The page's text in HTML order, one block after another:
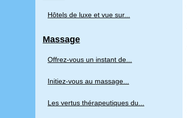
Hôtels de luxe et vue sur...
Massage
Offrez-vous un instant de...
Initiez-vous au massage...
Les vertus thérapeutiques du...